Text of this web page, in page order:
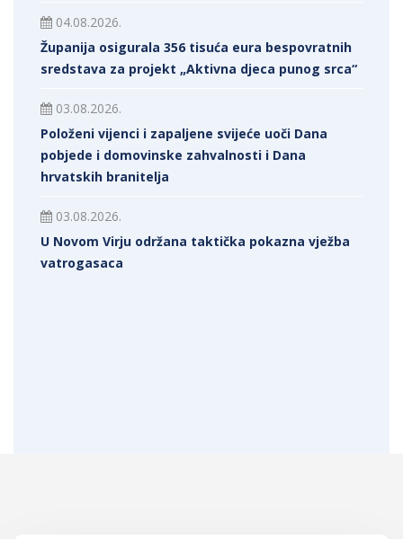
04.08.2026.
Županija osigurala 356 tisuća eura bespovratnih
sredstava za projekt „Aktivna djeca punog srca“
03.08.2026.
Položeni vijenci i zapaljene svijeće uoči Dana
pobjede i domovinske zahvalnosti i Dana
hrvatskih branitelja
03.08.2026.
U Novom Virju održana taktička pokazna vježba
vatrogasaca